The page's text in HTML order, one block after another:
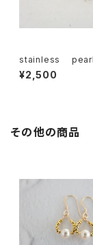
stainless
[kgf5106]
¥2,500
その他の商品